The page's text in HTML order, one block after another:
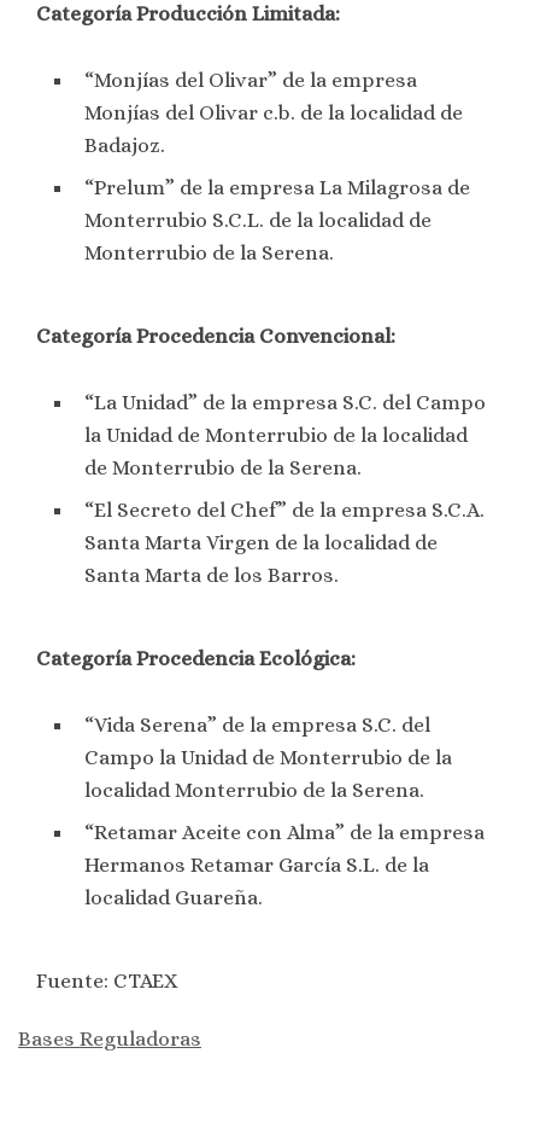
Categoría Producción Limitada:
“Monjías del Olivar” de la empresa
Monjías del Olivar c.b. de la localidad de
Badajoz.
“Prelum” de la empresa La Milagrosa de
Monterrubio S.C.L. de la localidad de
Monterrubio de la Serena.
Categoría Procedencia Convencional:
“La Unidad” de la empresa S.C. del Campo
la Unidad de Monterrubio de la localidad
de Monterrubio de la Serena.
“El Secreto del Chef” de la empresa S.C.A.
Santa Marta Virgen de la localidad de
Santa Marta de los Barros.
Categoría Procedencia Ecológica:
“Vida Serena” de la empresa S.C. del
Campo la Unidad de Monterrubio de la
localidad Monterrubio de la Serena.
“Retamar Aceite con Alma” de la empresa
Hermanos Retamar García S.L. de la
localidad Guareña.
Fuente: CTAEX
Bases Reguladoras